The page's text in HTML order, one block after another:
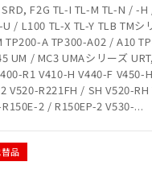
F2G TL-I TL-M TL-N / -
U / L100 TL-X TL-Y TLB TMシ
TP200-A TP300-A02 / A10
UM / MC3 UMAシリーズ
R1 V410-H V440-F V450-
V520-R221FH / SH V520-
2 / R150EP-2 V530-...
品